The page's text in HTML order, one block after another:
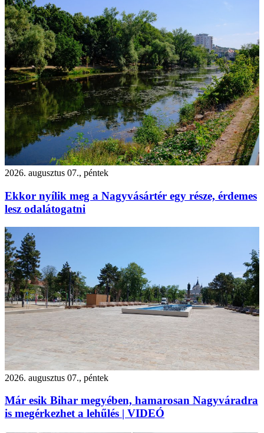
2026. augusztus 07., péntek
Ekkor nyílik meg a Nagyvásártér egy része, érdemes
lesz odalátogatni
2026. augusztus 07., péntek
Már esik Bihar megyében, hamarosan Nagyváradra
is megérkezhet a lehűlés | VIDEÓ